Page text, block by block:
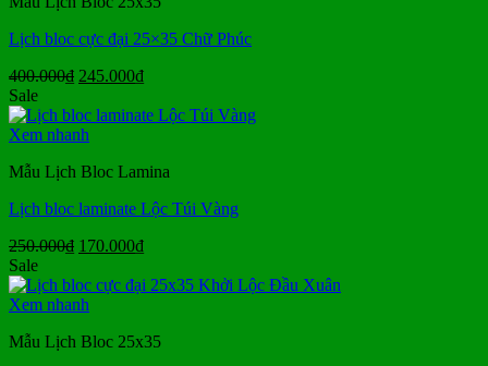
Lịch bloc cực đại 25×35 Chữ Phúc
400.000₫ Giá
là:
400.000₫.
245.000₫Giá
tại
Sale
Xem nhanh
Mẫu Lịch Bloc Lamina
Lịch bloc laminate Lộc Túi Vàng
250.000₫ Giá
là:
250.000₫.
170.000₫Giá
tại
Sale
Xem nhanh
Mẫu Lịch Bloc 25x35